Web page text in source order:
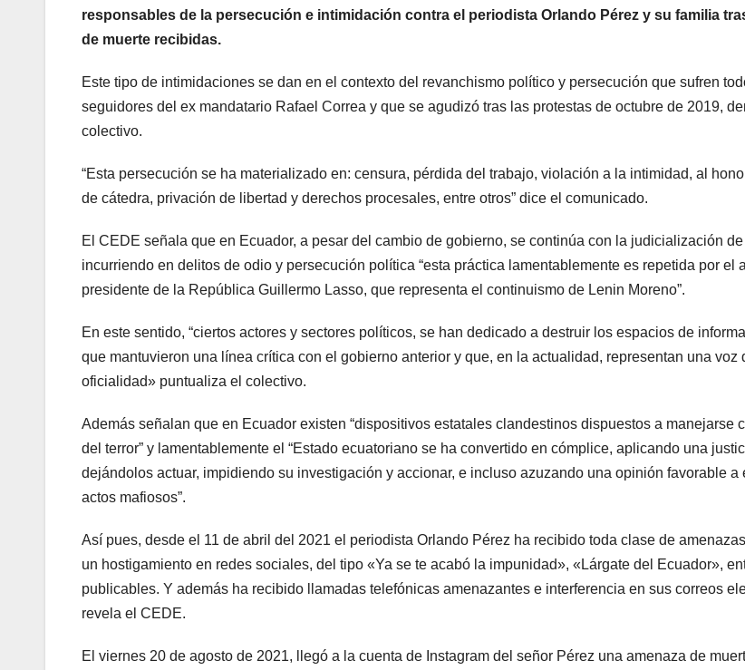
responsables de la persecución e intimidación contra el periodista Orlando Pérez y su familia
de muerte recibidas.
Este tipo de intimidaciones se dan en el contexto del revanchismo político y persecución que sufren
seguidores del ex mandatario Rafael Correa y que se agudizó tras las protestas de octubre de 2019,
colectivo.
“Esta persecución se ha materializado en: censura, pérdida del trabajo, violación a la intimidad, al
de cátedra, privación de libertad y derechos procesales, entre otros” dice el comunicado.
El CEDE señala que en Ecuador, a pesar del cambio de gobierno, se continúa con la judicialización
incurriendo en delitos de odio y persecución política “esta práctica lamentablemente es repetida por el
presidente de la República Guillermo Lasso, que representa el continuismo de Lenin Moreno”.
En este sentido, “ciertos actores y sectores políticos, se han dedicado a destruir los espacios de
que mantuvieron una línea crítica con el gobierno anterior y que, en la actualidad, representan una voz
oficialidad» puntualiza el colectivo.
Además señalan que en Ecuador existen “dispositivos estatales clandestinos dispuestos a manejarse
del terror” y lamentablemente el “Estado ecuatoriano se ha convertido en cómplice, aplicando una
dejándolos actuar, impidiendo su investigación y accionar, e incluso azuzando una opinión favorable a
actos mafiosos”.
Así pues, desde el 11 de abril del 2021 el periodista Orlando Pérez ha recibido toda clase de
un hostigamiento en redes sociales, del tipo «Ya se te acabó la impunidad», «Lárgate del Ecuador»,
publicables. Y además ha recibido llamadas telefónicas amenazantes e interferencia en sus correos
revela el CEDE.
El viernes 20 de agosto de 2021, llegó a la cuenta de Instagram del señor Pérez una amenaza de